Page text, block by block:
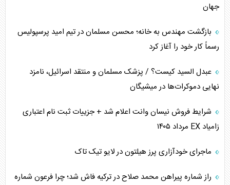
جهان
بازگشت مهندس به خانه؛ محسن مسلمان در تیم امید پرسپولیس
رسماً کار خود را آغاز کرد
عبدل السید کیست؟ / پزشک مسلمان و منتقد اسرائیل، نامزد
نهایی دموکرات‌ها در میشیگان
شرایط فروش نیسان وانت اعلام شد + جزییات ثبت نام اعتباری
زامیاد EX مرداد ۱۴۰۵
ماجرای خودآزاری پرز هیلتون در لایو تیک تاک
راز شماره پیراهن محمد صلاح در ترکیه فاش شد؛ چرا فرعون شماره